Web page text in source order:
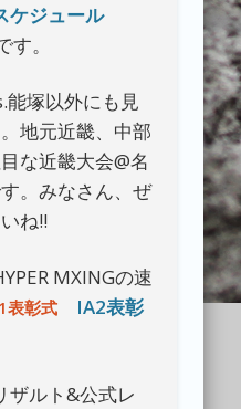
ケジュール
す。
能塚以外にも見
地元近畿、中部
な近畿大会@名
。みなさん、ぜ
ね!!
MXINGの速
表彰式
IA2表彰
ザルト&公式レ